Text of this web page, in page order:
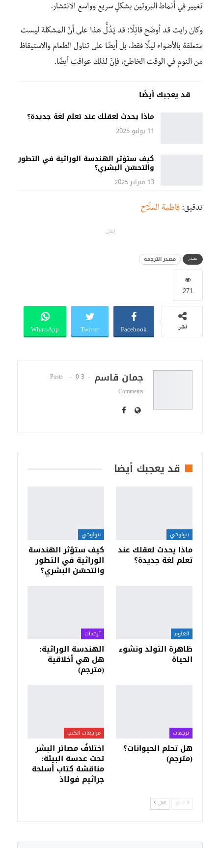
تغيير في أنماط البروتين بشكلٍ سريع وواسع الانتشار.
وكان رايت قد أوضَح قائِلًا: قد يَدُلُّ هذا على أنّ المشكلة ليست
متعلقة بالأضواء ليلًا فقط، بل أيضًا على تناول الطعام والاستيقاظ
من النوم في الوقت الخاطئ، فإنّ لذلك عواقبَ أيضًا.
قد يعجبك أيضًا
ماذا يحدث لعقلك عند تعلم لغة جديدة؟
11 يوليو 2025
كيف ستؤثر الهندسة الوراثية في التطور
والتحسّن البشري؟
13 فبراير 2025
تدقيق: فاطمة الملّاح
إعلان
مصدر مصدر الترجمة
271
نشر Facebook
Twitter
WhatsApp
جمان قاسم 3 Posts
0
Comments
قد يعجبك أيضا
بيولوجي
ماذا يحدث لعقلك عند
تعلم لغة جديدة؟
بيولوجي
كيف ستؤثر الهندسة
الوراثية في التطور
والتحسّن البشري؟
العلوم
ظاهرة التولد ونشوء
الحياة
ترجمات
الهندسة الوراثية:
هل هي أخلاقية
(مترجم)
ترجمات
هل تحلم الحيوانات؟
(مترجم)
مراجعات الكتب
اختلافُ مصائر البشر
تحت عدسة البيئة:
مناقشة كتاب أسلحة
جراثيم فولاذ
السابق التالي